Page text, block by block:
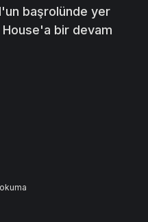
başrolünde yer
House'a bir devam